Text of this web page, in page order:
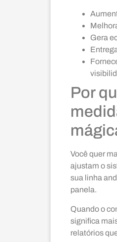
Gera
Por
Você quer
ajustam o
sua linha
panela.
Quando o
significa
relatórios